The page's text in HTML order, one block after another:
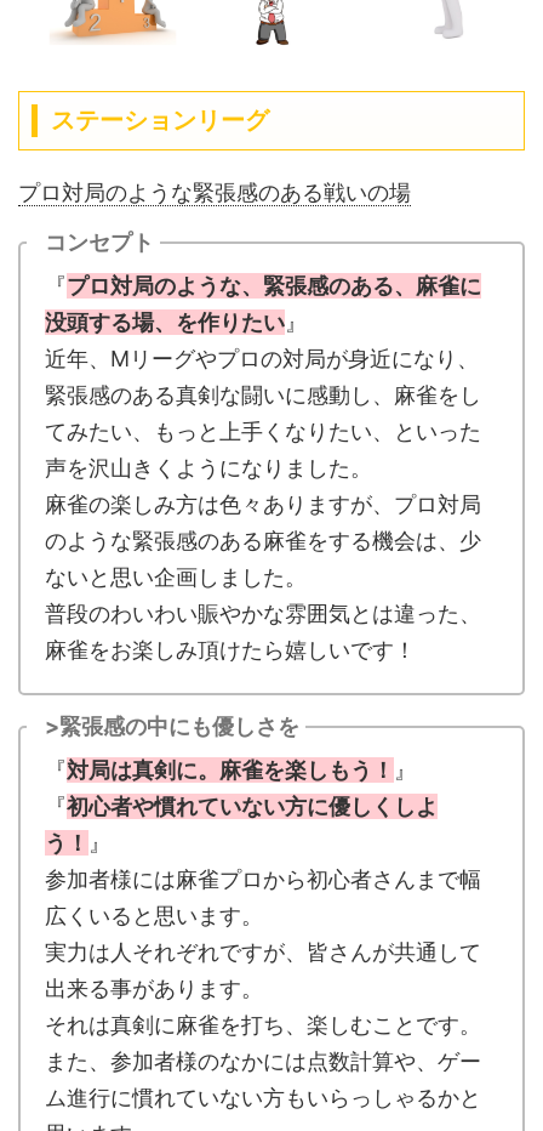
ステーションリーグ
プロ対局のような緊張感のある戦いの場
コンセプト
『プロ対局のような、緊張感のある、麻雀に
没頭する場、を作りたい 』
近年、Mリーグやプロの対局が身近になり、
緊張感のある真剣な闘いに感動し、麻雀をし
てみたい、もっと上手くなりたい、といった
声を沢山きくようになりました。
麻雀の楽しみ方は色々ありますが、プロ対局
のような緊張感のある麻雀をする機会は、少
ないと思い企画しました。
普段のわいわい賑やかな雰囲気とは違った、
麻雀をお楽しみ頂けたら嬉しいです！
>緊張感の中にも優しさを
『対局は真剣に。麻雀を楽しもう！ 』
『初心者や慣れていない方に優しくしよ
う！ 』
参加者様には麻雀プロから初心者さんまで幅
広くいると思います。
実力は人それぞれですが、皆さんが共通して
出来る事があります。
それは真剣に麻雀を打ち、楽しむことです。
また、参加者様のなかには点数計算や、ゲー
ム進行に慣れていない方もいらっしゃるかと